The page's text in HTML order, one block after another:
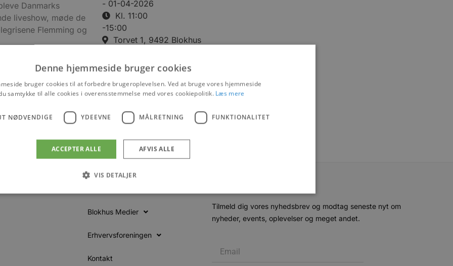
Danmarks
liveshow, møde de
Flemming og
biologer fra
Når mørket
man kan tage med
- 01-04-2026
Kl. 11:00
-15:00
Torvet 1, 9492 Blokhus
Events
Vis på maps
Blokhus Medier
Erhvervsforeningen
Kontakt
Tilmeld dig vores nyhedsbrev og modtag seneste nyt om
nyheder, events, oplevelser og meget andet.
Denne hjemmeside bruger cookies
bruger cookies til at forbedre brugeroplevelsen. Ved at bruge vores hjemmeside
samtykke til alle cookies i overensstemmelse med vores cookiepolitik. Læs mere
NØDVENDIGE YDEEVNE MÅLRETNING FUNKTIONALITET
ACCEPTER ALLE AFVIS ALLE
VIS DETALJER
Ydeevne Målretning
muliggør hjemmesidens grundlæggende funktionalitet såsom brugerlogin og kontoadministration. Hjemmesiden
de absolut nødvendige cookies.
Udløbsdato Beskrivelse